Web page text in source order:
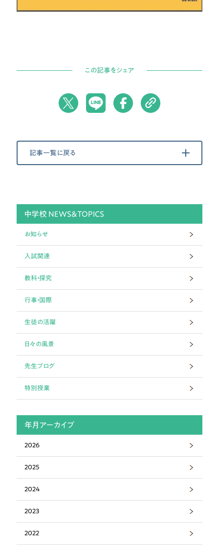
この記事をシェア
記事一覧に戻る
中学校 NEWS&TOPICS
お知らせ
入試関連
教科・探究
行事・国際
生徒の活躍
日々の風景
先生ブログ
特別授業
年月アーカイブ
2026
2025
2024
2023
2022